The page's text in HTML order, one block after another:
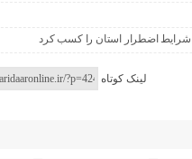
شرایط اضطرار استان را کسب کرد
لینک کوتاه